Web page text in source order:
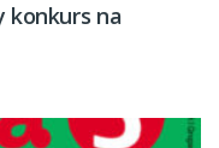
konkurs na